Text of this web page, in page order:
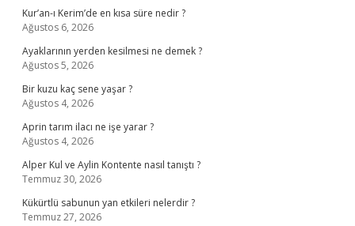
Kur’an-ı Kerim’de en kısa süre nedir ?
Ağustos 6, 2026
Ayaklarının yerden kesilmesi ne demek ?
Ağustos 5, 2026
Bir kuzu kaç sene yaşar ?
Ağustos 4, 2026
Aprin tarım ilacı ne işe yarar ?
Ağustos 4, 2026
Alper Kul ve Aylin Kontente nasıl tanıştı ?
Temmuz 30, 2026
Kükürtlü sabunun yan etkileri nelerdir ?
Temmuz 27, 2026